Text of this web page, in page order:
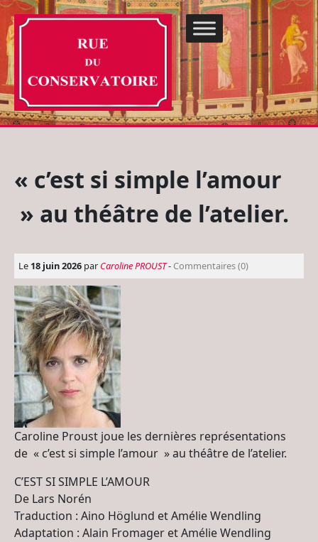
« c’est si simple l’amour
» au théâtre de l’atelier.
Le 18 juin 2026 par Caroline PROUST- Commentaires (0)
Caroline Proust joue les dernières représentations
de « c’est si simple l’amour » au théâtre de l’atelier.
C’EST SI SIMPLE L’AMOUR
De Lars Norén
Traduction : Aino Höglund et Amélie Wendling
Adaptation : Alain Fromager et Amélie Wendling